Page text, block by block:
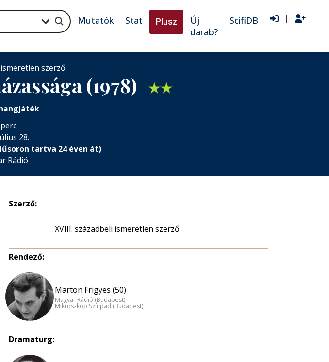
Mutatók Stat Plusz
Új
darab?
ScifiDB |
szerző
(1978) ★★
28.
tartva 24 éven át)
Rádió
Szerző:
XVIII. századbeli ismeretlen szerző
Rendező:
Marton Frigyes (50)
Magyar Rádió (Budapest)
Mikroszkóp Színpad (Budapest)
Dramaturg: